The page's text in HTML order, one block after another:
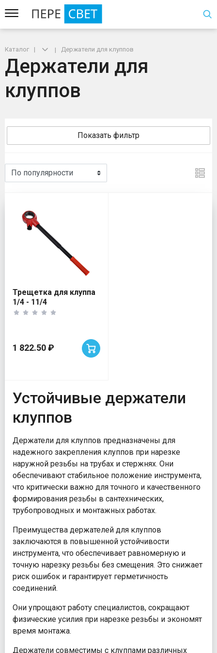
Каталог Держатели для клуппов
Держатели для
клуппов
Показать фильтр
Трещетка для клуппа
1/4 - 11/4
1 822.50 ₽
Устойчивые держатели
клуппов
Держатели для клуппов предназначены для
надежного закрепления клуппов при нарезке
наружной резьбы на трубах и стержнях. Они
обеспечивают стабильное положение инструмента,
что критически важно для точного и качественного
формирования резьбы в сантехнических,
трубопроводных и монтажных работах.
Преимущества держателей для клуппов
заключаются в повышенной устойчивости
инструмента, что обеспечивает равномерную и
точную нарезку резьбы без смещения. Это снижает
риск ошибок и гарантирует герметичность
соединений.
Они упрощают работу специалистов, сокращают
физические усилия при нарезке резьбы и экономят
время монтажа.
Держатели совместимы с клуппами различных